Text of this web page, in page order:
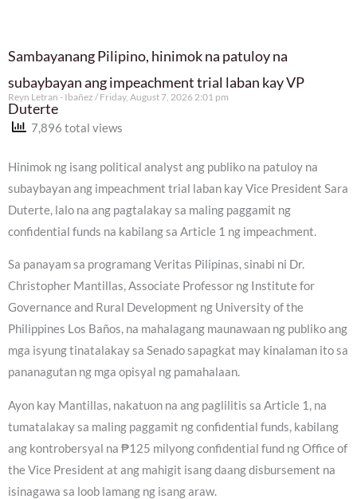
Sambayanang Pilipino, hinimok na patuloy na
subaybayan ang impeachment trial laban kay VP
Duterte
Reyn Letran - Ibañez Friday, August 7, 2026 2:01 pm
7,896 total views
Hinimok ng isang political analyst ang publiko na patuloy na
subaybayan ang impeachment trial laban kay Vice President Sara
Duterte, lalo na ang pagtalakay sa maling paggamit ng
confidential funds na kabilang sa Article 1 ng impeachment.
Sa panayam sa programang Veritas Pilipinas, sinabi ni Dr.
Christopher Mantillas, Associate Professor ng Institute for
Governance and Rural Development ng University of the
Philippines Los Baños, na mahalagang maunawaan ng publiko ang
mga isyung tinatalakay sa Senado sapagkat may kinalaman ito sa
pananagutan ng mga opisyal ng pamahalaan.
Ayon kay Mantillas, nakatuon na ang paglilitis sa Article 1, na
tumatalakay sa maling paggamit ng confidential funds, kabilang
ang kontrobersyal na ₱125 milyong confidential fund ng Office of
the Vice President at ang mahigit isang daang disbursement na
isinagawa sa loob lamang ng isang araw.